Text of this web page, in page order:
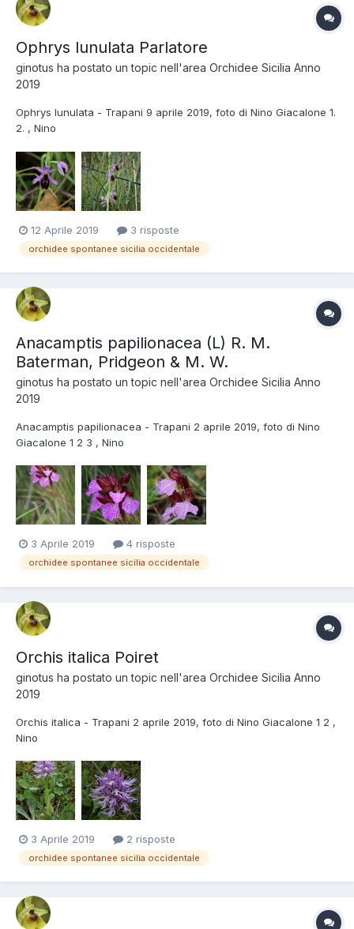
Ophrys lunulata Parlatore
ginotus ha postato un topic nell'area Orchidee Sicilia Anno
2019
Ophrys lunulata - Trapani 9 aprile 2019, foto di Nino Giacalone 1.
2. , Nino
12 Aprile 2019 3 risposte
orchidee spontanee sicilia occidentale
Anacamptis papilionacea (L) R. M.
Baterman, Pridgeon & M. W.
ginotus ha postato un topic nell'area Orchidee Sicilia Anno
2019
Anacamptis papilionacea - Trapani 2 aprile 2019, foto di Nino
Giacalone 1 2 3 , Nino
3 Aprile 2019 4 risposte
orchidee spontanee sicilia occidentale
Orchis italica Poiret
ginotus ha postato un topic nell'area Orchidee Sicilia Anno
2019
Orchis italica - Trapani 2 aprile 2019, foto di Nino Giacalone 1 2 ,
Nino
3 Aprile 2019 2 risposte
orchidee spontanee sicilia occidentale